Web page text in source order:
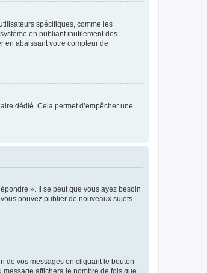
spécifiques, comme les
en publiant inutilement des
en abaissant votre compteur de
dédié. Cela permet d’empêcher une
». Il se peut que vous ayez besoin
pouvez publier de nouveaux sujets
de vos messages en cliquant le bouton
affichera le nombre de fois que